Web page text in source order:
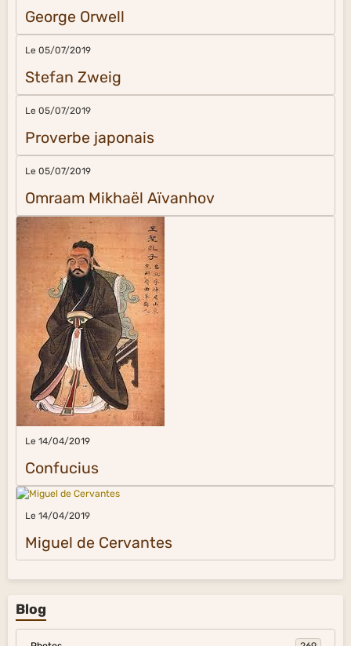
George Orwell
Le 05/07/2019
Stefan Zweig
Le 05/07/2019
Proverbe japonais
Le 05/07/2019
Omraam Mikhaël Aïvanhov
Le 14/04/2019
Confucius
Le 14/04/2019
Miguel de Cervantes
Blog